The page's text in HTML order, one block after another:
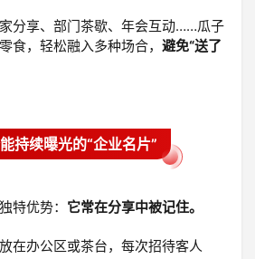
分享、部门茶歇、年会互动……瓜子
食，轻松融入多种场合， 避免“送了
持续曝光的“企业名片”
特优势： 它常在分享中被记住。
在办公区或茶台，每次招待客人